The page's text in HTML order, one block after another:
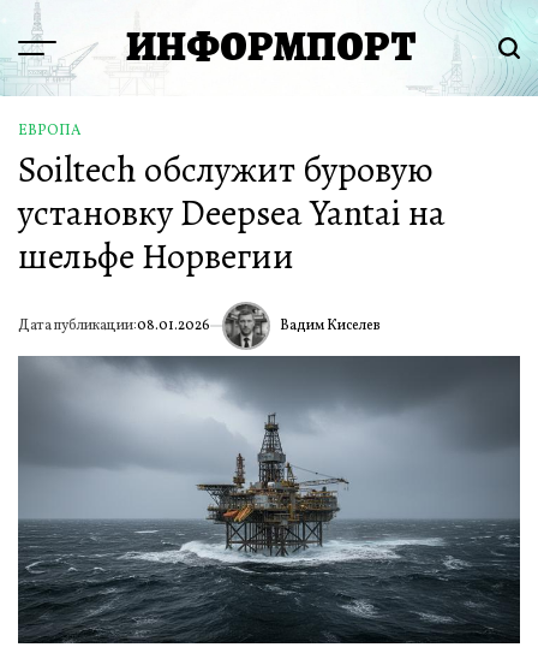
Перейти
содержимому
Menu ИНФОРМПОРТ
ОПУБЛИКОВАНО
В
ЕВРОПА
Soiltech обслужит буровую
установку Deepsea Yantai на
шельфе Норвегии
Дата публикации:08.01.2026 ИА Вадим Киселев